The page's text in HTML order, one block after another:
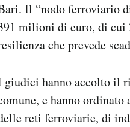
Il “nodo ferroviario
milioni di euro, di cui
che prevede
giudici hanno accolto il
e hanno
reti ferroviarie, di